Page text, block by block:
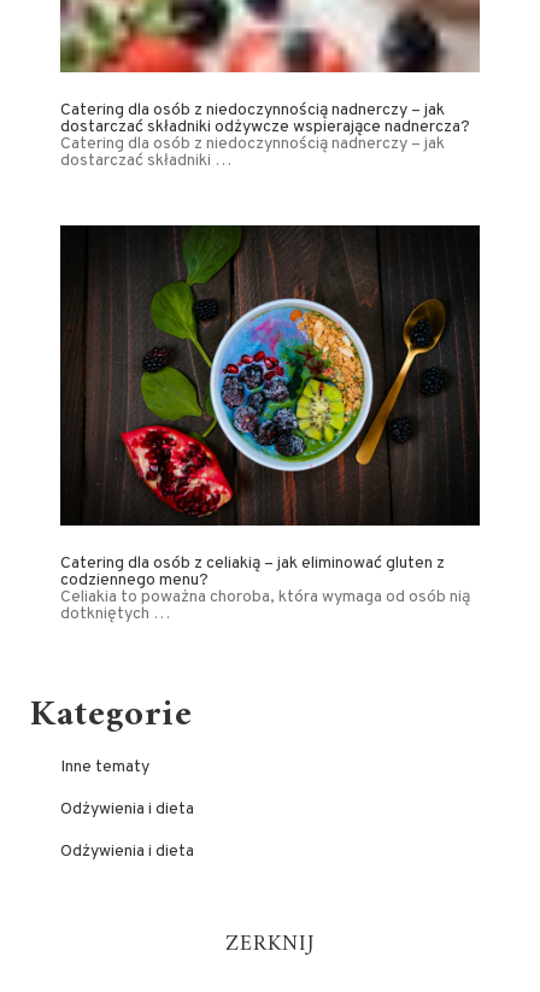
Catering dla osób z niedoczynnością nadnerczy – jak
dostarczać składniki odżywcze wspierające nadnercza?
Catering dla osób z niedoczynnością nadnerczy – jak
dostarczać składniki …
Catering dla osób z celiakią – jak eliminować gluten z
codziennego menu?
Celiakia to poważna choroba, która wymaga od osób nią
dotkniętych …
Kategorie
Inne tematy
Odżywienia i dieta
Odżywienia i dieta
ZERKNIJ